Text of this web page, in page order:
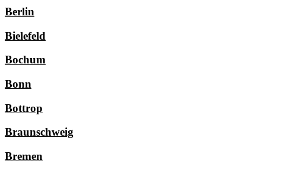
Berlin
Bielefeld
Bochum
Bonn
Bottrop
Braunschweig
Bremen